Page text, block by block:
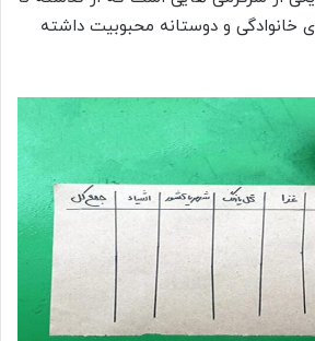
خانوادگی و دوستانه محبوبیت داشته